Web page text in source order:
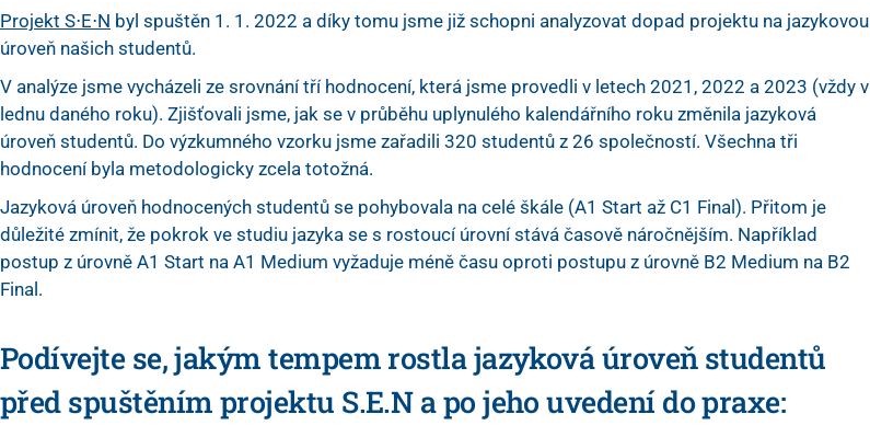
Projekt S⋅E⋅N byl spuštěn 1. 1. 2022 a díky tomu jsme již schopni analyzovat dopad projektu na jazykovou
úroveň našich studentů.
V analýze jsme vycházeli ze srovnání tří hodnocení, která jsme provedli v letech 2021, 2022 a 2023 (vždy v
lednu daného roku). Zjišťovali jsme, jak se v průběhu uplynulého kalendářního roku změnila jazyková
úroveň studentů. Do výzkumného vzorku jsme zařadili 320 studentů z 26 společností. Všechna tři
hodnocení byla metodologicky zcela totožná.
Jazyková úroveň hodnocených studentů se pohybovala na celé škále (A1 Start až C1 Final). Přitom je
důležité zmínit, že pokrok ve studiu jazyka se s rostoucí úrovní stává časově náročnějším. Například
postup z úrovně A1 Start na A1 Medium vyžaduje méně času oproti postupu z úrovně B2 Medium na B2
Final.
Podívejte se, jakým tempem rostla jazyková úroveň studentů
před spuštěním projektu S.E.N a po jeho uvedení do praxe: